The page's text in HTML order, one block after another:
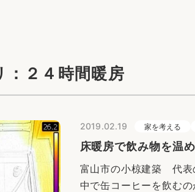
：２４時間暖房
2019.02.19 家を考える
床暖房で飲み物を温
富山市の小椋建築 代表
中で缶コーヒーを飲む